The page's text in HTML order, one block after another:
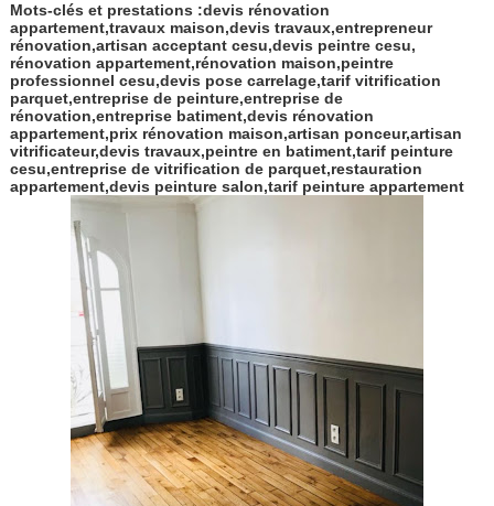
Mots-clés et prestations :devis rénovation
appartement,travaux maison,devis travaux,entrepreneur
rénovation,artisan acceptant cesu,devis peintre cesu,
rénovation appartement,rénovation maison,peintre
professionnel cesu,devis pose carrelage,tarif vitrification
parquet,entreprise de peinture,entreprise de
rénovation,entreprise batiment,devis rénovation
appartement,prix rénovation maison,artisan ponceur,artisan
vitrificateur,devis travaux,peintre en batiment,tarif peinture
cesu,entreprise de vitrification de parquet,restauration
appartement,devis peinture salon,tarif peinture appartement